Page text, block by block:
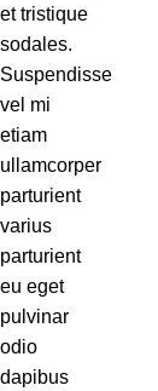
et tristique
sodales.
Suspendisse
vel mi
etiam
ullamcorper
parturient
varius
parturient
eu eget
pulvinar
odio
dapibus